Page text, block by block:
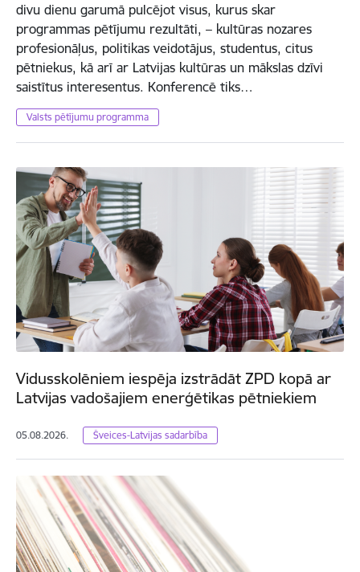
divu dienu garumā pulcējot visus, kurus skar
programmas pētījumu rezultāti, – kultūras nozares
profesionāļus, politikas veidotājus, studentus, citus
pētniekus, kā arī ar Latvijas kultūras un mākslas dzīvi
saistītus interesentus. Konferencē tiks…
Valsts pētījumu programma
Vidusskolēniem iespēja izstrādāt ZPD kopā ar
Latvijas vadošajiem enerģētikas pētniekiem
05.08.2026. Šveices-Latvijas sadarbība